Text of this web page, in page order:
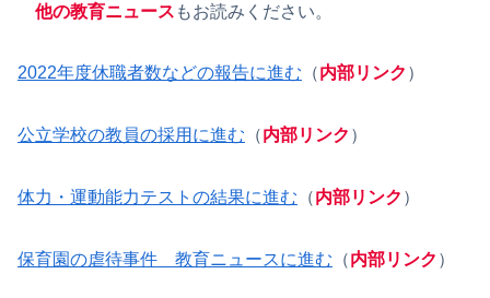
他の教育ニュース もお読みください。
2022年度休職者数などの報告に進む （内部リンク ）
公立学校の教員の採用に進む （内部リンク ）
体力・運動能力テストの結果に進む （内部リンク ）
保育園の虐待事件 教育ニュースに進む （内部リンク ）